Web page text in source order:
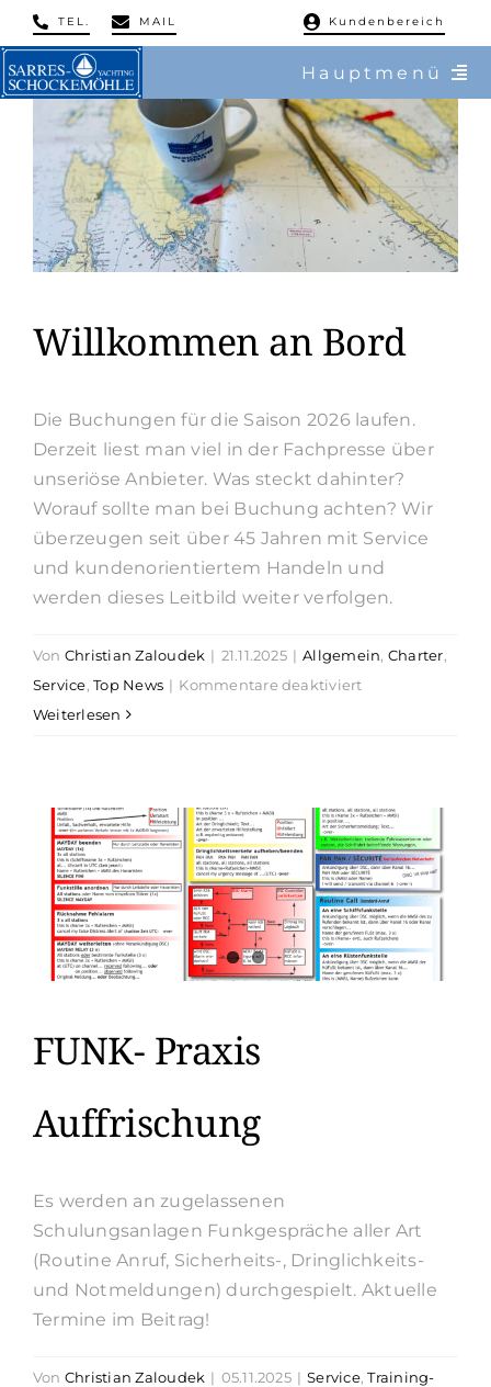
Skip
to
content
TEL. MAIL Kundenbereich
Hauptmenü
/ Charter
/ Reviere
/ Flottillen
/ Service & Training
Suche
nach:
Willkommen an Bord
Die Buchungen für die Saison 2026 laufen.
Derzeit liest man viel in der Fachpresse über
unseriöse Anbieter. Was steckt dahinter?
Worauf sollte man bei Buchung achten? Wir
überzeugen seit über 45 Jahren mit Service
und kundenorientiertem Handeln und
werden dieses Leitbild weiter verfolgen.
Von Christian Zaloudek | 21.11.2025 | Allgemein, Charter,
Service,Top News | Kommentare deaktiviertfür
Weiterlesen
FUNK- Praxis
Auffrischung
Es werden an zugelassenen
Schulungsanlagen Funkgespräche aller Art
(Routine Anruf, Sicherheits-, Dringlichkeits-
und Notmeldungen) durchgespielt. Aktuelle
Termine im Beitrag!
Von Christian Zaloudek | 05.11.2025 | Service,Training-